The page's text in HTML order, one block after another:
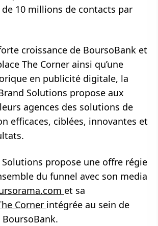
de 10 millions de contacts par
croissance de BoursoBank et
The Corner ainsi qu’une
en publicité digitale, la
Solutions propose aux
agences des solutions de
efficaces, ciblées, innovantes et
propose une offre régie
du funnel avec son media
et sa
Corner intégrée au sein de
BoursoBank.